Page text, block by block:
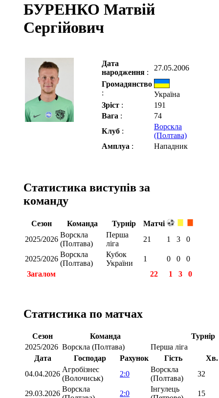
БУРЕНКО Матвій
Сергійович
Дата
народження :
27.05.2006
Громадянство
:
Україна
Зріст :
191
Вага :
74
Клуб :
Ворскла
(Полтава)
Амплуа : Нападник
Статистика виступів за
команду
Сезон Команда Турнір
Матчі
2025/2026
Ворскла
(Полтава)
Перша
ліга
21 1 3 0
2025/2026
Ворскла
(Полтава)
Кубок
України
1 0 0
0
Загалом
22 1 3 0
Статистика по матчах
Сезон Команда
Турнір
2025/2026 Ворскла (Полтава)
Перша ліга
Дата
Господар Рахунок Гість
Хв.
04.04.2026
Агробізнес
(Волочиськ)
2:0
Ворскла
(Полтава)
32
29.03.2026
Ворскла
2:0
Інгулець
15